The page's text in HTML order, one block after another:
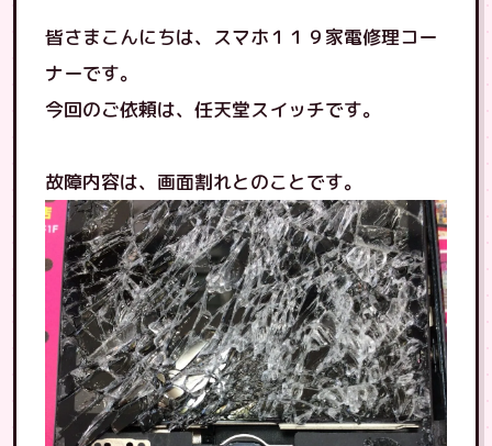
皆さまこんにちは、スマホ１１９家電修理コー
ナーです。
今回のご依頼は、任天堂スイッチです。
故障内容は、画面割れとのことです。